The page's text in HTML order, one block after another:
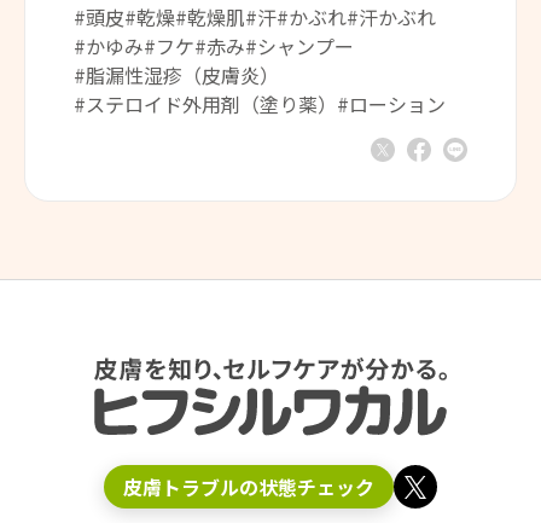
#頭皮#乾燥#乾燥肌#汗#かぶれ#汗かぶれ
#かゆみ#フケ#赤み#シャンプー
#脂漏性湿疹（皮膚炎）
#ステロイド外用剤（塗り薬） #ローション
皮膚トラブルの状態チェック